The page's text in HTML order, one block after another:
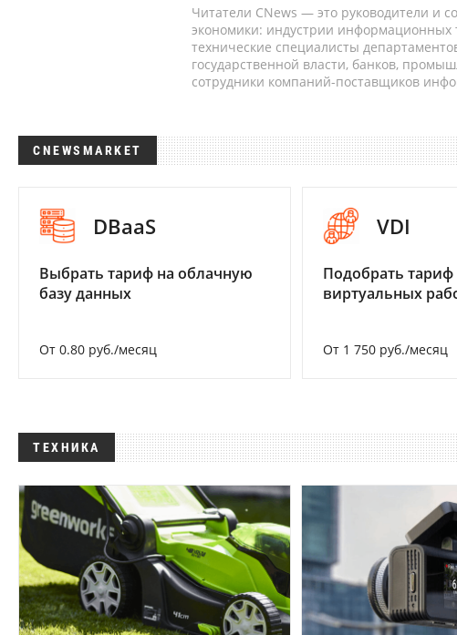
Читатели CNews — это руководители и
экономики: индустрии информационных
технические специалисты
государственной власти, банков,
сотрудники компаний-поставщиков
CNEWSMARKET
DBaaS
Выбрать тариф на облачную
базу данных
От 0.80 руб./месяц
VDI
Подобрать тариф
виртуальных
От 1 750 руб./месяц
ТЕХНИКА